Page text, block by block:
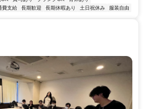
費支給 長期歓迎 長期休暇あり 土日祝休み 服装自由